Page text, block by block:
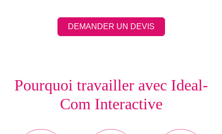
DEMANDER UN DEVIS
Pourquoi travailler avec Ideal-
Com Interactive